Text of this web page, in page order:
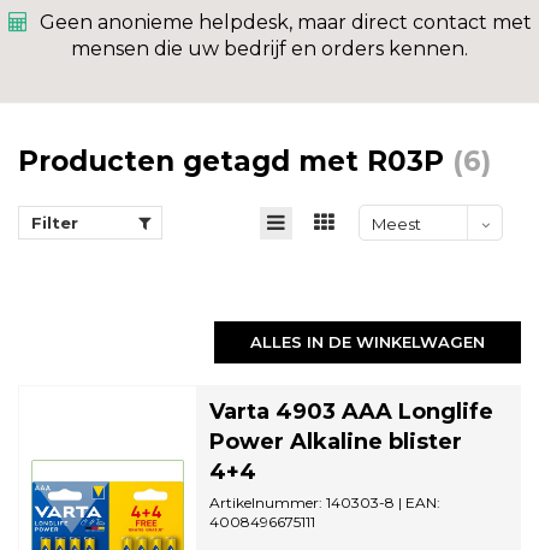
Geen anonieme helpdesk, maar direct contact met
mensen die uw bedrijf en orders kennen.
Producten getagd met R03P (6)
Filter
Meest
ALLES IN DE WINKELWAGEN
Varta 4903 AAA Longlife
Power Alkaline blister
4+4
Artikelnummer: 140303-8 | EAN:
4008496675111